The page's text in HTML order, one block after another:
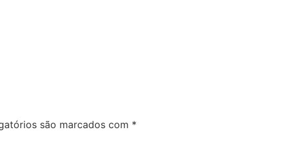
são marcados com *